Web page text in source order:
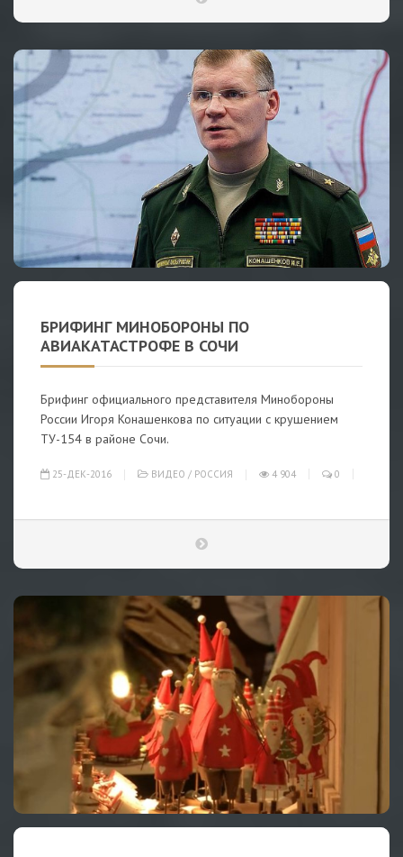
БРИФИНГ МИНОБОРОНЫ ПО
АВИАКАТАСТРОФЕ В СОЧИ
Брифинг официального представителя Минобороны
России Игоря Конашенкова по ситуации с крушением
ТУ-154 в районе Сочи.
25-ДЕК-2016 ВИДЕО / РОССИЯ 4 904 0